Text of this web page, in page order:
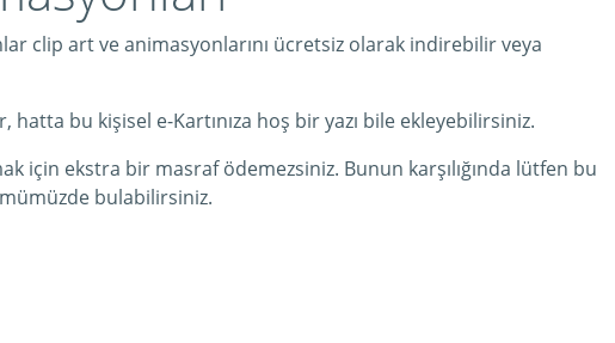
clip art ve animasyonlarını ücretsiz olarak indirebilir veya
bu kişisel e-Kartınıza hoş bir yazı bile ekleyebilirsiniz.
ekstra bir masraf ödemezsiniz. Bunun karşılığında lütfen bu
bulabilirsiniz.